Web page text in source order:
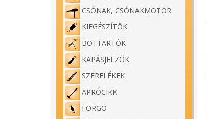
CSÓNAK, CSÓNAKMOTOR
KIEGÉSZÍTŐK
BOTTARTÓK
KAPÁSJELZŐK
SZERELÉKEK
APRÓCIKK
FORGÓ